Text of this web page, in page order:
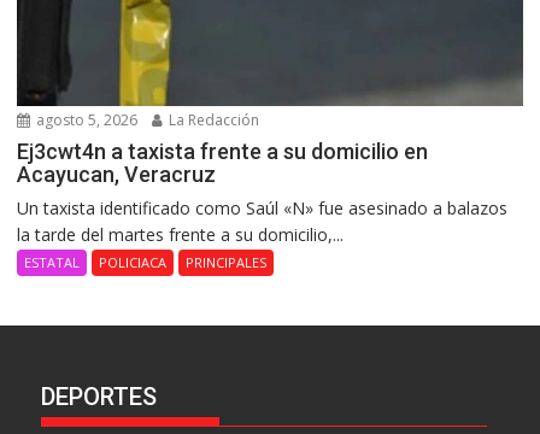
agosto 5, 2026 La Redacción
Ej3cwt4n a taxista frente a su domicilio en
Acayucan, Veracruz
Un taxista identificado como Saúl «N» fue asesinado a balazos
la tarde del martes frente a su domicilio,...
ESTATAL POLICIACA PRINCIPALES
DEPORTES